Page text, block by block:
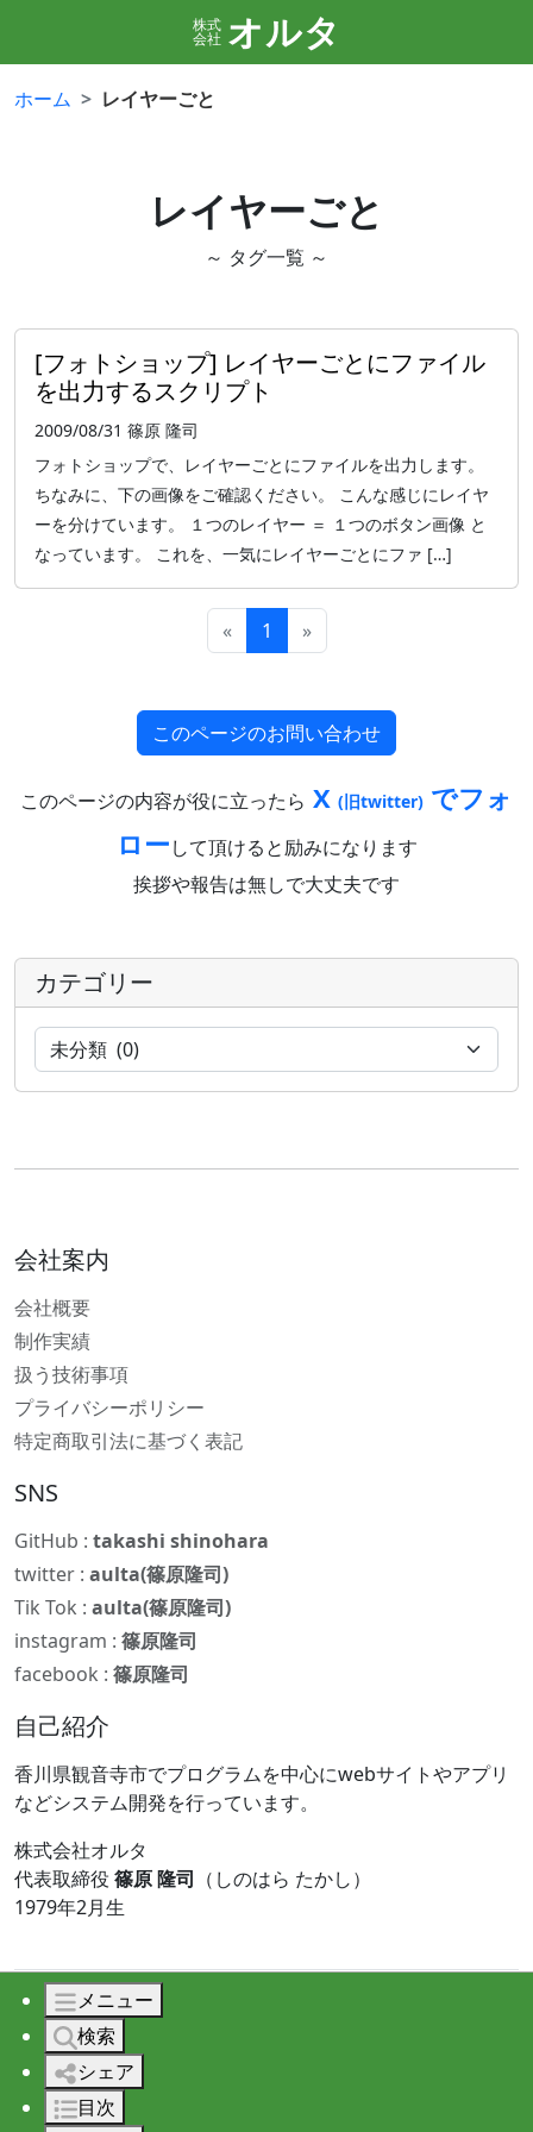
株式
会社 オルタ
ホーム レイヤーごと
レイヤーごと
～ タグ一覧 ～
[フォトショップ] レイヤーごとにファイル
を出力するスクリプト
2009/08/31 篠原 隆司
フォトショップで、レイヤーごとにファイルを出力します。
ちなみに、下の画像をご確認ください。 こんな感じにレイヤ
ーを分けています。 １つのレイヤー ＝ １つのボタン画像 と
なっています。 これを、一気にレイヤーごとにファ […]
« 1 »
このページのお問い合わせ
このページの内容が役に立ったら X (旧twitter) でフォ
ローして頂けると励みになります
挨拶や報告は無しで大丈夫です
カテゴリー
会社案内
会社概要
制作実績
扱う技術事項
プライバシーポリシー
特定商取引法に基づく表記
SNS
GitHub : takashi shinohara
twitter : aulta(篠原隆司)
Tik Tok : aulta(篠原隆司)
instagram : 篠原隆司
facebook : 篠原隆司
自己紹介
香川県観音寺市でプログラムを中心にwebサイトやアプリ
などシステム開発を行っています。
株式会社オルタ
代表取締役 篠原 隆司 （しのはら たかし）
1979年2月生
© 2026 株式会社オルタ All rights reserved.
メニュー
検索
シェア
目次